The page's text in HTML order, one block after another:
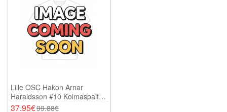
Lille OSC Hakon Arnar
Haraldsson #10 Kolmaspaita
2025-26 Lyhythihainen
37.95€99.88€